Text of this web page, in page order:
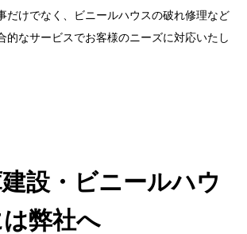
だけでなく、ビニールハウスの破れ修理など
的なサービスでお客様のニーズに対応いたし
設・ビニールハウ
弊社へ